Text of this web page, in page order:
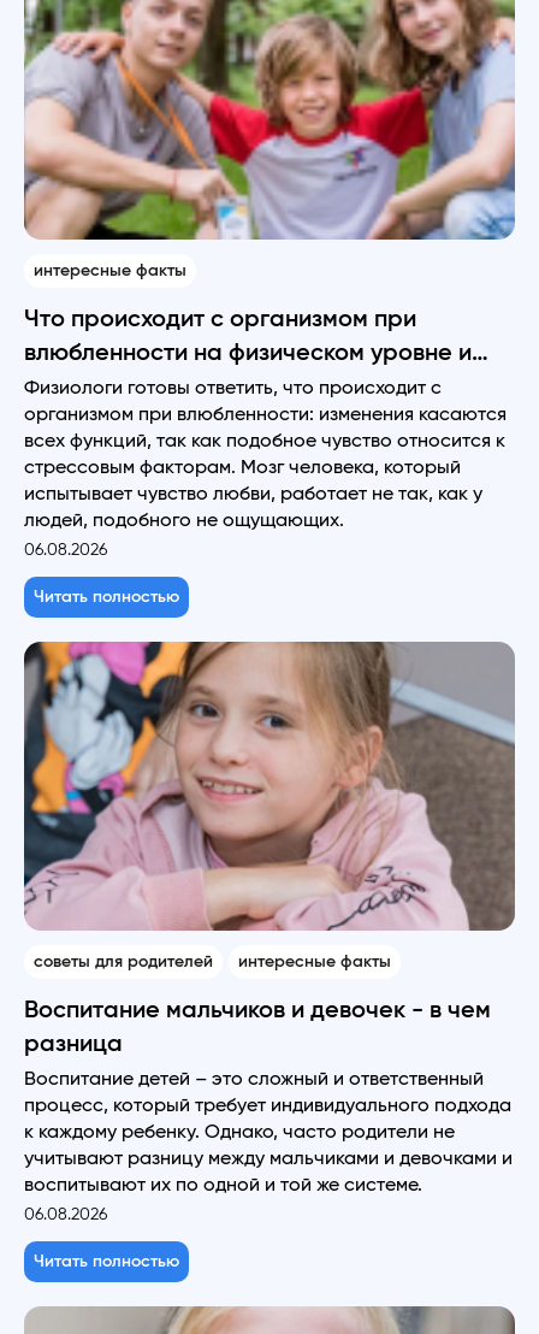
интересные факты
Что происходит с организмом при
влюбленности на физическом уровне и
как меняется восприятие
Физиологи готовы ответить, что происходит с
организмом при влюбленности: изменения касаются
всех функций, так как подобное чувство относится к
стрессовым факторам. Мозг человека, который
испытывает чувство любви, работает не так, как у
людей, подобного не ощущающих.
06.08.2026
Читать полностью
советы для родителей интересные факты
Воспитание мальчиков и девочек - в чем
разница
Воспитание детей – это сложный и ответственный
процесс, который требует индивидуального подхода
к каждому ребенку. Однако, часто родители не
учитывают разницу между мальчиками и девочками и
воспитывают их по одной и той же системе.
06.08.2026
Читать полностью